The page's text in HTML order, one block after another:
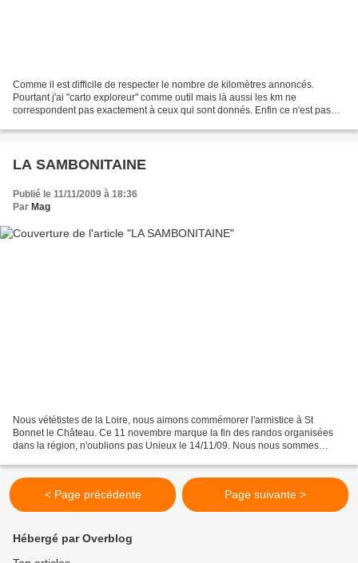
Comme il est difficile de respecter le nombre de kilomètres annoncés.
Pourtant j'ai "carto exploreur" comme outil mais là aussi les km ne
correspondent pas exactement à ceux qui sont donnés. Enfin ce n'est pas
LA SAMBONITAINE
Publié le 11/11/2009 à 18:36
Par Mag
Nous vététistes de la Loire, nous aimons commémorer l'armistice à St
Bonnet le Château. Ce 11 novembre marque la fin des randos organisées
dans la région, n'oublions pas Unieux le 14/11/09. Nous nous sommes
< Page précédente Page suivante >
Hébergé par Overblog